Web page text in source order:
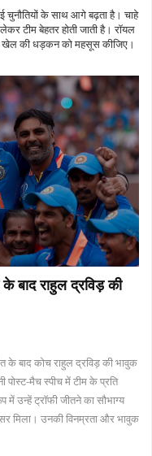
चुनौतियों के साथ आगे बढ़ता है। चाहे
टीम बेहतर होती जाती है। रॉयल
की धड़कन को महसूस कीजिए।
बाद राहुल द्रविड़ की
के बाद कोच राहुल द्रविड़ की भावुक
पोस्ट-मैच स्पीच में टीम के प्रति
उन्हें ट्रॉफी जीतने का सौभाग्य
मिला। उनकी विनम्रता और भावुक